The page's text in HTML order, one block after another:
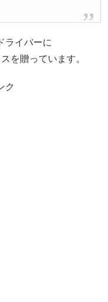
ライバーに
を贈っています。
ク